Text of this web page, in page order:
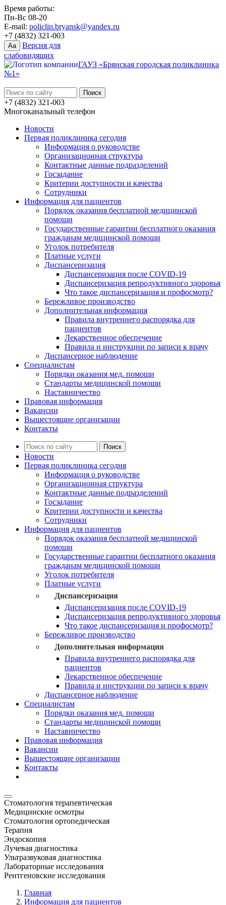
Время работы:
Пн-Вс 08-20
E-mail: policlin.bryansk@yandex.ru
+7 (4832) 321-003
Aa
Версия для
слабовидящих
ГАУЗ «Брянская городская поликлиника
№1»
+7 (4832) 321-003
Многоканальный телефон
Новости
Первая поликлиника сегодня
Информация о руководстве
Организационная структура
Контактные данные подразделений
Госзадание
Критерии доступности и качества
Сотрудники
Информация для пациентов
Порядок оказания бесплатной медицинской
помощи
Государственные гарантии бесплатного оказания
гражданам медицинской помощи
Уголок потребителя
Платные услуги
Диспансеризация
Диспансеризация после COVID-19
Диспансеризация репродуктивного здоровья
Что такое диспансеризация и профосмотр?
Бережливое производство
Дополнительная информация
Правила внутреннего распорядка для
пациентов
Лекарственное обеспечение
Правила и инструкции по записи к врачу
Диспансерное наблюдение
Специалистам
Порядки оказания мед. помощи
Стандарты медицинской помощи
Наставничество
Правовая информация
Вакансии
Вышестоящие организации
Контакты
Новости
Первая поликлиника сегодня
Информация о руководстве
Организационная структура
Контактные данные подразделений
Госзадание
Критерии доступности и качества
Сотрудники
Информация для пациентов
Порядок оказания бесплатной медицинской
помощи
Государственные гарантии бесплатного оказания
гражданам медицинской помощи
Уголок потребителя
Платные услуги
Диспансеризация
Диспансеризация после COVID-19
Диспансеризация репродуктивного здоровья
Что такое диспансеризация и профосмотр?
Бережливое производство
Дополнительная информация
Правила внутреннего распорядка для
пациентов
Лекарственное обеспечение
Правила и инструкции по записи к врачу
Диспансерное наблюдение
Специалистам
Порядки оказания мед. помощи
Стандарты медицинской помощи
Наставничество
Правовая информация
Вакансии
Вышестоящие организации
Контакты
Стоматология терапевтическая
Медицинские осмотры
Стоматология ортопедическая
Терапия
Эндоскопия
Лучевая диагностика
Ультразвуковая диагностика
Лабораторные исследования
Рентгеновские исследования
Главная
Информация для пациентов